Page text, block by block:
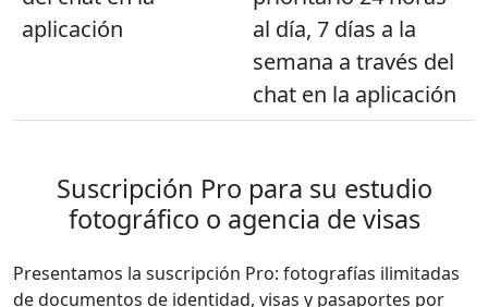
aplicación
al día, 7 días a la
semana a través del
chat en la aplicación
Suscripción Pro para su estudio
fotográfico o agencia de visas
Presentamos la suscripción Pro: fotografías ilimitadas
de documentos de identidad, visas y pasaportes por